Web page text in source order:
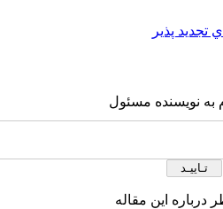
پذير
به نویسنده مسئول
درباره این مقاله